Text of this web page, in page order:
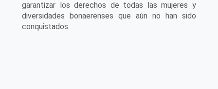
garantizar los derechos de todas las mujeres y
diversidades bonaerenses que aún no han sido
conquistados.